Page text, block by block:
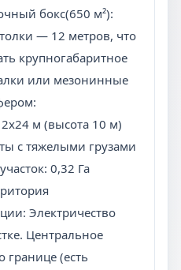
бокс(650 м²):
— 12 метров, что
крупногабаритное
или мезонинные
м (высота 10 м)
с тяжелыми грузами
0,32 Га
Электричество
Центральное
границе (есть